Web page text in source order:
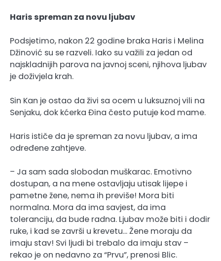
Haris spreman za novu ljubav
Podsjetimo, nakon 22 godine braka Haris i Melina
Džinović su se razveli. Iako su važili za jedan od
najskladnijih parova na javnoj sceni, njihova ljubav
je doživjela krah.
Sin Kan je ostao da živi sa ocem u luksuznoj vili na
Senjaku, dok kćerka Đina često putuje kod mame.
Haris ističe da je spreman za novu ljubav, a ima
određene zahtjeve.
– Ja sam sada slobodan muškarac. Emotivno
dostupan, a na mene ostavljaju utisak lijepe i
pametne žene, nema ih previše! Mora biti
normalna. Mora da ima savjest, da ima
toleranciju, da bude radna. Ljubav može biti i dodir
ruke, i kad se završi u krevetu… Žene moraju da
imaju stav! Svi ljudi bi trebalo da imaju stav –
rekao je on nedavno za “Prvu”, prenosi Blic.